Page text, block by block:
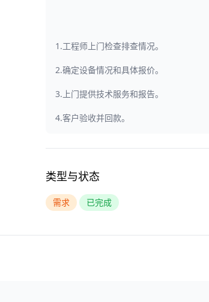
1.工程师上门检查排查情况。
2.确定设备情况和具体报价。
3.上门提供技术服务和报告。
4.客户验收并回款。
类型与状态
需求 已完成